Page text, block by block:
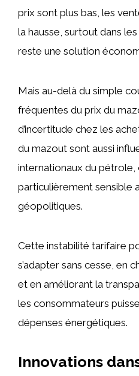
prix sont plus bas, les
la hausse, surtout dans
reste une solution
Mais au-delà du simple
fréquentes du prix du
d’incertitude chez les
du mazout sont aussi
internationaux du pétrole,
particulièrement sensible
géopolitiques.
Cette instabilité tarifaire
s’adapter sans cesse, en
et en améliorant la
les consommateurs
dépenses énergétiques.
Innovations